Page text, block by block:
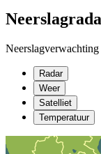
Radar
Weer
Satelliet
Temperatuur